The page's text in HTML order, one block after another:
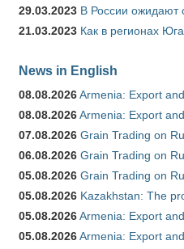
29.03.2023 В России ожидают
21.03.2023 Как в регионах
News in English
08.08.2026Armenia: Export
08.08.2026Armenia: Export
07.08.2026 Grain Trading on
06.08.2026 Grain Trading on
05.08.2026 Grain Trading on
05.08.2026 Kazakhstan: The
05.08.2026Armenia: Export
05.08.2026Armenia: Export